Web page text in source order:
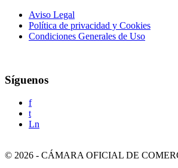
Aviso Legal
Política de privacidad y Cookies
Condiciones Generales de Uso
Síguenos
f
t
Ln
© 2026 - CÁMARA OFICIAL DE